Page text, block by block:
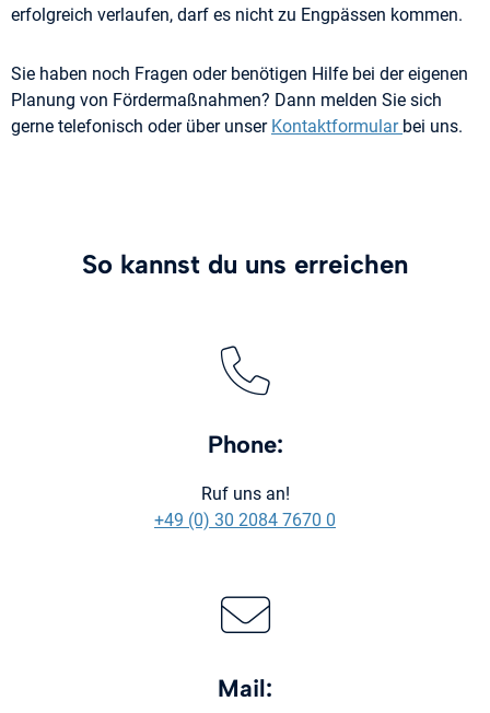
erfolgreich verlaufen, darf es nicht zu Engpässen kommen.
Sie haben noch Fragen oder benötigen Hilfe bei der eigenen
Planung von Fördermaßnahmen? Dann melden Sie sich
gerne telefonisch oder über unser Kontaktformular bei uns.
So kannst du uns erreichen
Phone:
Ruf uns an!
+49 (0) 30 2084 7670 0
Mail: